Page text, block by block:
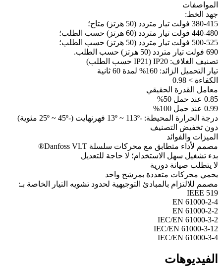
المواصفات
جهد الخط:
380-415 فولت تيار متردد (50 هرتز) متاح؛
440-480 فولت تيار متردد (60 هرتز) حسب الطلب؛
500-525 فولت تيار متردد (50 هرتز) حسب الطلب؛
690 فولت تيار متردد (50 هرتز) حسب الطلب.
تصنيف الغلاف: IP20 (IP21 حسب الطلب)
تيار التحميل الزائد: 160% لمدة 60 ثانية
الكفاءة > 0.98
معامل القدرة الحقيقي
0.85 عند حمل 50%
0.99 عند حمل 100%
درجة الحرارة المحيطة: -13º ~ 113º فهرنهايت (-25º ~ 45º مئوية)
دون تخفيض التصنيف
الميزات والفوائد
مصمم لأداء متطابق مع محركات سلسلة Danfoss VLT®
بدء تشغيل سهل الاستخدام؛ لا حاجة للتعديل
لا يتطلب صيانة دورية
يحمي محركات متعددة بمرشح واحد
مصمم للالتزام بالمبادئ التوجيهية لحدود تشويه التيار الخاصة بـ:
IEEE 519
EN 61000-2-4
EN 61000-2-2
IEC/EN 61000-3-2
IEC/EN 61000-3-12
IEC/EN 61000-3-4
الفيديوهات